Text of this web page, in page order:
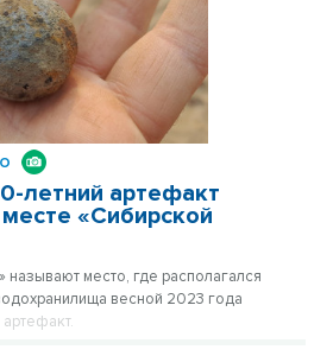
летний артефакт
«Сибирской
называют место, где располагался
весной 2023 года